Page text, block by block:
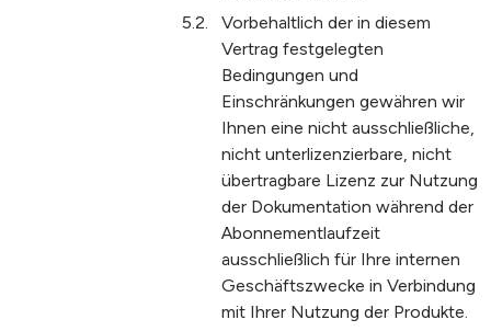
Vorbehaltlich der in diesem
Vertrag festgelegten
Bedingungen und
Einschränkungen gewähren wir
Ihnen eine nicht ausschließliche,
nicht unterlizenzierbare, nicht
übertragbare Lizenz zur Nutzung
der Dokumentation während der
Abonnementlaufzeit
ausschließlich für Ihre internen
Geschäftszwecke in Verbindung
mit Ihrer Nutzung der Produkte.